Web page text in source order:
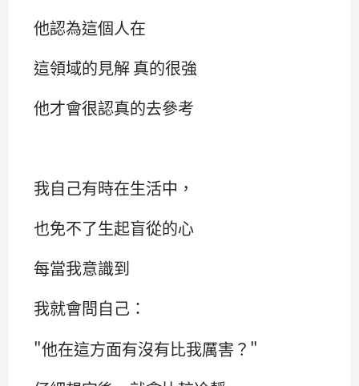
他認為這個人在
這領域的見解 真的很強
他才會很認真的去參考
我自己有時在生活中，
也免不了生起盲從的心
每當我意識到
我就會問自己：
"他在這方面有沒有比我厲害？"